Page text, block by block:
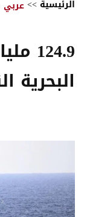
الرئيسية >>
البحرية